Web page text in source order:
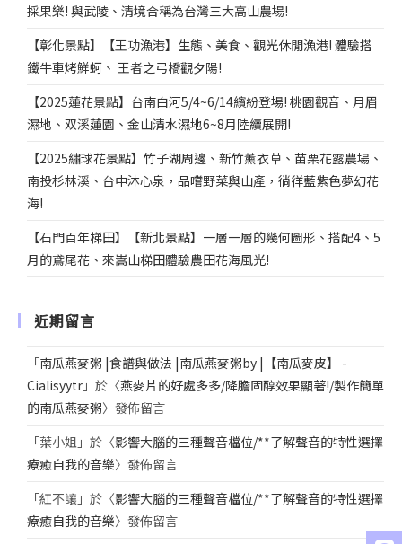
採果樂! 與武陵、清境合稱為台灣三大高山農場!
【彰化景點】【王功漁港】生態、美食、觀光休閒漁港! 體驗搭
鐵牛車烤鮮蚵、 王者之弓橋觀夕陽!
【2025蓮花景點】台南白河5/4~6/14繽紛登場! 桃園觀音、月眉
濕地、双溪蓮園、金山清水濕地6~8月陸續展開!
【2025繡球花景點】竹子湖周邊、新竹薰衣草、苗栗花露農場、
南投杉林溪、台中沐心泉，品嚐野菜與山產，徜徉藍紫色夢幻花
海!
【石門百年梯田】【新北景點】一層一層的幾何圖形、搭配4、5
月的鳶尾花、來嵩山梯田體驗農田花海風光!
近期留言
「南瓜燕麥粥 |食譜與做法 |南瓜燕麥粥by |【南瓜麥皮】 -
Cialisyytr 」於〈燕麥片的好處多多/降膽固醇效果顯著!/製作簡單
的南瓜燕麥粥〉發佈留言
「葉小姐 」於〈影響大腦的三種聲音檔位/**了解聲音的特性選擇
療癒自我的音樂〉發佈留言
「紅不讓 」於〈影響大腦的三種聲音檔位/**了解聲音的特性選擇
療癒自我的音樂〉發佈留言